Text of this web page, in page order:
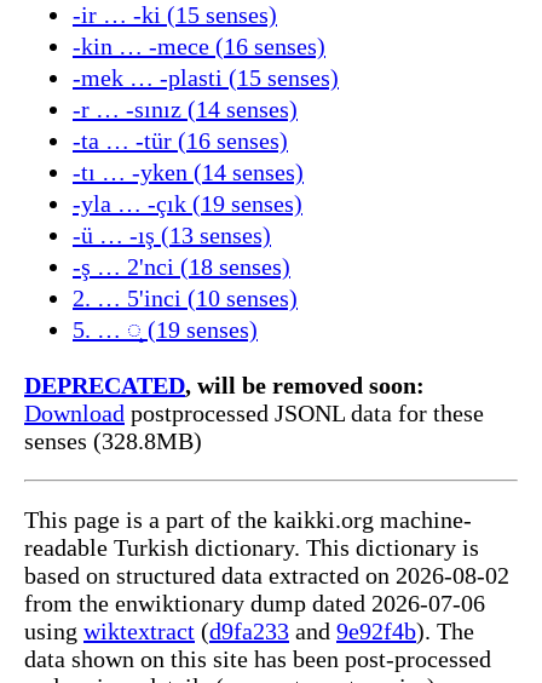
-ir … -ki (15 senses)
-kin … -mece (16 senses)
-mek … -plasti (15 senses)
-r … -sınız (14 senses)
-ta … -tür (16 senses)
-tı … -yken (14 senses)
-yla … -çık (19 senses)
-ü … -ış (13 senses)
-ş … 2'nci (18 senses)
2. … 5'inci (10 senses)
5. … ◌̧ (19 senses)
DEPRECATED, will be removed soon:
Download postprocessed JSONL data for these
senses (328.8MB)
This page is a part of the kaikki.org machine-
readable Turkish dictionary. This dictionary is
based on structured data extracted on 2026-08-02
from the enwiktionary dump dated 2026-07-06
using wiktextract (d9fa233 and 9e92f4b). The
data shown on this site has been post-processed